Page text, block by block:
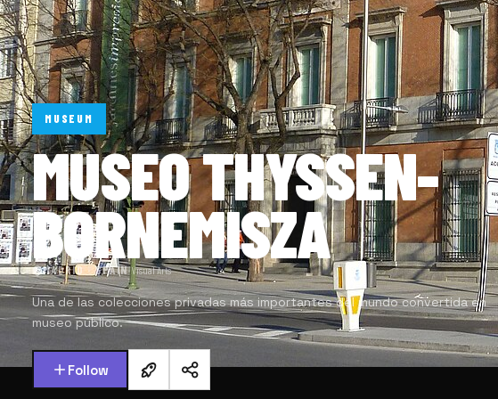
MUSEUM
MUSEO THYSSEN-
BORNEMISZA
MADRID · SPAIN·Visual Arts
Una de las colecciones privadas más importantes del mundo convertida en
museo público.
Follow